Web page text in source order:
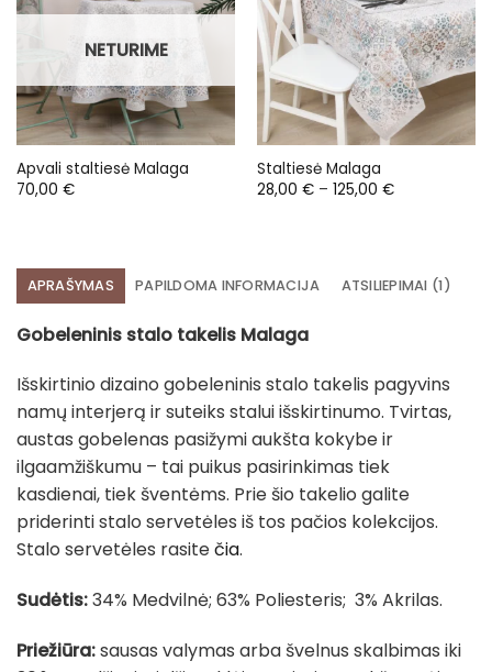
NETURIME
Apvali staltiesė Malaga
70,00 €
Staltiesė Malaga
28,00 € – 125,00 €Price
APRAŠYMAS PAPILDOMA INFORMACIJA ATSILIEPIMAI (1)
Gobeleninis stalo takelis Malaga
Išskirtinio dizaino gobeleninis stalo takelis pagyvins
namų interjerą ir suteiks stalui išskirtinumo. Tvirtas,
austas gobelenas pasižymi aukšta kokybe ir
ilgaamžiškumu – tai puikus pasirinkimas tiek
kasdienai, tiek šventėms. Prie šio takelio galite
priderinti stalo servetėles iš tos pačios kolekcijos.
Stalo servetėles rasitečia.
Sudėtis:34% Medvilnė; 63% Poliesteris; 3% Akrilas.
Priežiūra:sausas valymas arba švelnus skalbimas iki